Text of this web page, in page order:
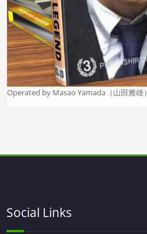
Operated by Masao Yamada（山田雅雄）
Social Links